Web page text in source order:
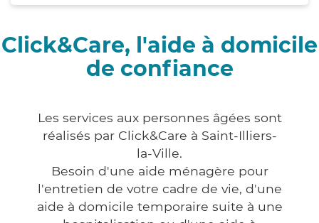
Click&Care, l'aide à domicile
de confiance
Les services aux personnes âgées sont
réalisés par Click&Care à Saint-Illiers-
la-Ville.
Besoin d'une aide ménagère pour
l'entretien de votre cadre de vie, d'une
aide à domicile temporaire suite à une